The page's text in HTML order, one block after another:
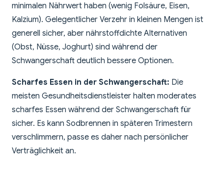
minimalen Nährwert haben (wenig Folsäure, Eisen,
Kalzium). Gelegentlicher Verzehr in kleinen Mengen ist
generell sicher, aber nährstoffdichte Alternativen
(Obst, Nüsse, Joghurt) sind während der
Schwangerschaft deutlich bessere Optionen.
Scharfes Essen in der Schwangerschaft: Die
meisten Gesundheitsdienstleister halten moderates
scharfes Essen während der Schwangerschaft für
sicher. Es kann Sodbrennen in späteren Trimestern
verschlimmern, passe es daher nach persönlicher
Verträglichkeit an.